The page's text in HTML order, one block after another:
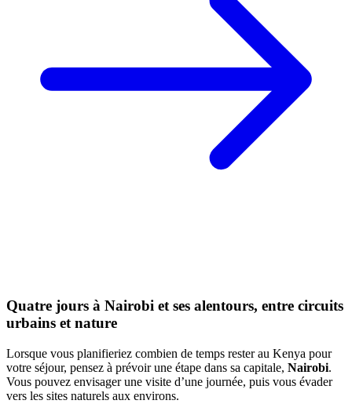
Quatre jours à Nairobi et ses alentours, entre circuits
urbains et nature
Lorsque vous planifieriez combien de temps rester au Kenya pour
votre séjour, pensez à prévoir une étape dans sa capitale, Nairobi.
Vous pouvez envisager une visite d’une journée, puis vous évader
vers les sites naturels aux environs.